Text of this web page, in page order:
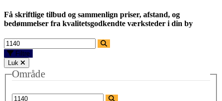
Få skriftlige tilbud og sammenlign priser, afstand, og
bedømmelser fra kvalitetsgodkendte værksteder i din by
Filtre
Luk
Område